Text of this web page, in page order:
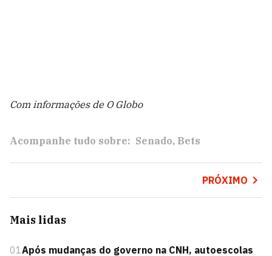
Com informações de O Globo
Acompanhe tudo sobre: Senado Bets
PRÓXIMO
Mais lidas
01Após mudanças do governo na CNH, autoescolas